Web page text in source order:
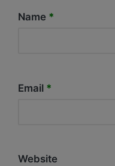
Name *
Email *
Website